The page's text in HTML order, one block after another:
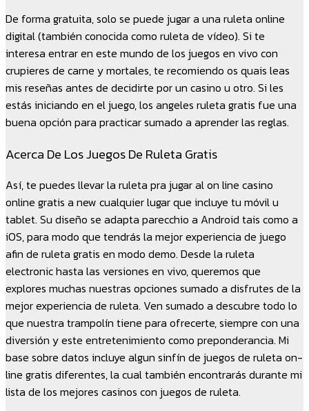
De forma gratuita, solo se puede jugar a una ruleta online
digital (también conocida como ruleta de vídeo). Si te
interesa entrar en este mundo de los juegos en vivo con
crupieres de carne y mortales, te recomiendo os quais leas
mis reseñas antes de decidirte por un casino u otro. Si les
estás iniciando en el juego, los angeles ruleta gratis fue una
buena opción para practicar sumado a aprender las reglas.
Acerca De Los Juegos De Ruleta Gratis
Así, te puedes llevar la ruleta pra jugar al on line casino
online gratis a new cualquier lugar que incluye tu móvil u
tablet. Su diseño se adapta parecchio a Android tais como a
iOS, para modo que tendrás la mejor experiencia de juego
afin de ruleta gratis en modo demo. Desde la ruleta
electronic hasta las versiones en vivo, queremos que
explores muchas nuestras opciones sumado a disfrutes de la
mejor experiencia de ruleta. Ven sumado a descubre todo lo
que nuestra trampolín tiene para ofrecerte, siempre con una
diversión y este entretenimiento como preponderancia. Mi
base sobre datos incluye algun sinfín de juegos de ruleta on-
line gratis diferentes, la cual también encontrarás durante mi
lista de los mejores casinos con juegos de ruleta.